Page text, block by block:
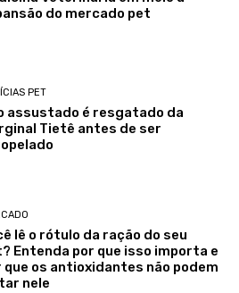
do mercado pet
PET
assustado é resgatado da
Tietê antes de ser
lê o rótulo da ração do seu
Entenda por que isso importa e
que os antioxidantes não podem
nele